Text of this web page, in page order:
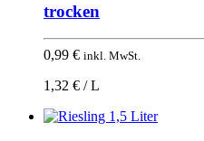
trocken
0,99 € inkl. MwSt.
1,32 € / L